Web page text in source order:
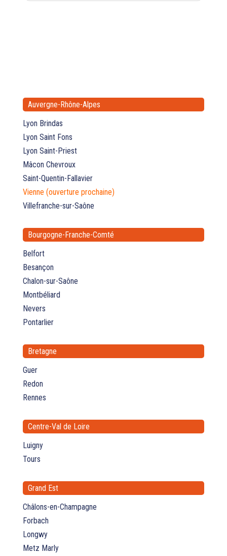
Auvergne-Rhône-Alpes
Lyon Brindas
Lyon Saint Fons
Lyon Saint-Priest
Mâcon Chevroux
Saint-Quentin-Fallavier
Vienne (ouverture prochaine)
Villefranche-sur-Saône
Bourgogne-Franche-Comté
Belfort
Besançon
Chalon-sur-Saône
Montbéliard
Nevers
Pontarlier
Bretagne
Guer
Redon
Rennes
Centre-Val de Loire
Luigny
Tours
Grand Est
Châlons-en-Champagne
Forbach
Longwy
Metz Marly